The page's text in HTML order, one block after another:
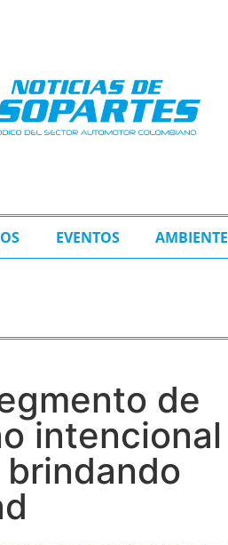
EVENTOS AMBIENTE
de
intencional